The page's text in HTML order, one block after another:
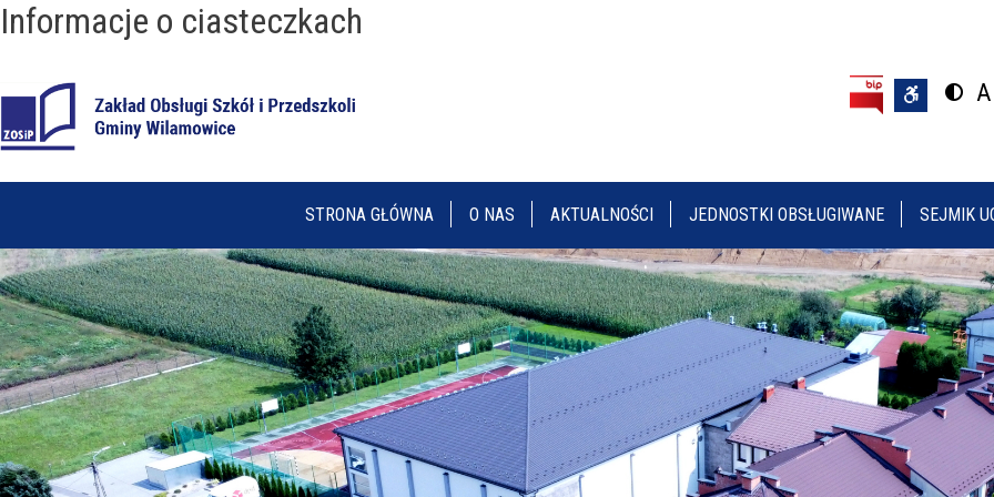
Informacje o ciasteczkach
A
STRONA GŁÓWNA O NAS AKTUALNOŚCI JEDNOSTKI OBSŁUGIWANE SEJMIK